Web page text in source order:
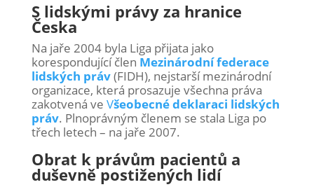
S lidskými právy za hranice
Česka
Na jaře 2004 byla Liga přijata jako
korespondující člen Mezinárodní federace
lidských práv(FIDH), nejstarší mezinárodní
organizace, která prosazuje všechna práva
zakotvená ve Všeobecné deklaraci lidských
práv. Plnoprávným členem se stala Liga po
třech letech – na jaře 2007.
Obrat k právům pacientů a
duševně postižených lidí